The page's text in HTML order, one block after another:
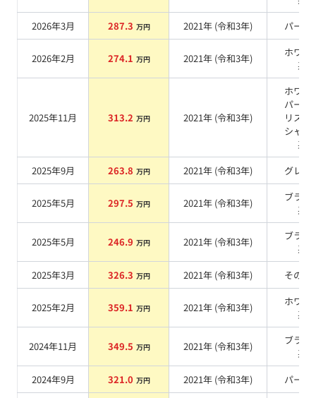
2026年3月
287.3 万円 2021年 (令和3年) パール
2026年2月 274.1 万円 2021年 (令和3年)
ホワイ
系
2025年11月 313.2 万円 2021年 (令和3年)
ホワイ
パール
リスタ
シャイ
系
2025年9月
263.8 万円 2021年 (令和3年) グレー
2025年5月 297.5 万円 2021年 (令和3年)
ブラッ
系
2025年5月 246.9 万円 2021年 (令和3年)
ブラッ
系
2025年3月
326.3 万円 2021年 (令和3年) その他
2025年2月 359.1 万円 2021年 (令和3年)
ホワイ
系
2024年11月 349.5 万円 2021年 (令和3年)
ブラッ
系
2024年9月
321.0 万円 2021年 (令和3年) パール